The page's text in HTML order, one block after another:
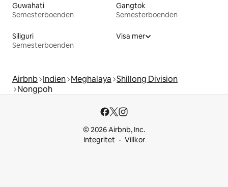
Guwahati
Semesterboenden
Gangtok
Semesterboenden
Siliguri
Semesterboenden
Visa mer
Airbnb Indien Meghalaya Shillong Division
Nongpoh
© 2026 Airbnb, Inc.
Integritet
Villkor